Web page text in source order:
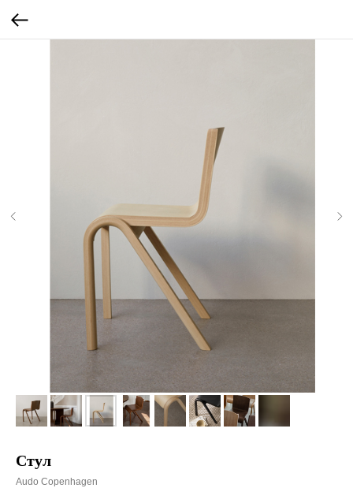
Стул
Audo Copenhagen